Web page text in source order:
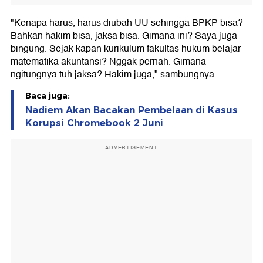
"Kenapa harus, harus diubah UU sehingga BPKP bisa?
Bahkan hakim bisa, jaksa bisa. Gimana ini? Saya juga
bingung. Sejak kapan kurikulum fakultas hukum belajar
matematika akuntansi? Nggak pernah. Gimana
ngitungnya tuh jaksa? Hakim juga," sambungnya.
Baca juga:
Nadiem Akan Bacakan Pembelaan di Kasus
Korupsi Chromebook 2 Juni
ADVERTISEMENT